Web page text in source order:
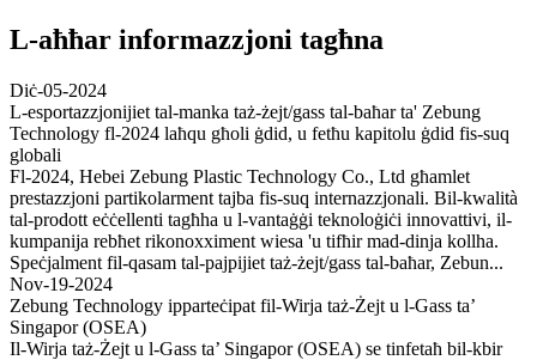
L-aħħar informazzjoni tagħna
Diċ-05-2024
L-esportazzjonijiet tal-manka taż-żejt/gass tal-baħar ta' Zebung
Technology fl-2024 laħqu għoli ġdid, u fetħu kapitolu ġdid fis-suq
globali
Fl-2024, Hebei Zebung Plastic Technology Co., Ltd għamlet
prestazzjoni partikolarment tajba fis-suq internazzjonali. Bil-kwalità
tal-prodott eċċellenti tagħha u l-vantaġġi teknoloġiċi innovattivi, il-
kumpanija rebħet rikonoxximent wiesa 'u tifħir mad-dinja kollha.
Speċjalment fil-qasam tal-pajpijiet taż-żejt/gass tal-baħar, Zebun...
Nov-19-2024
Zebung Technology ipparteċipat fil-Wirja taż-Żejt u l-Gass ta’
Singapor (OSEA)
Il-Wirja taż-Żejt u l-Gass ta’ Singapor (OSEA) se tinfetaħ bil-kbir